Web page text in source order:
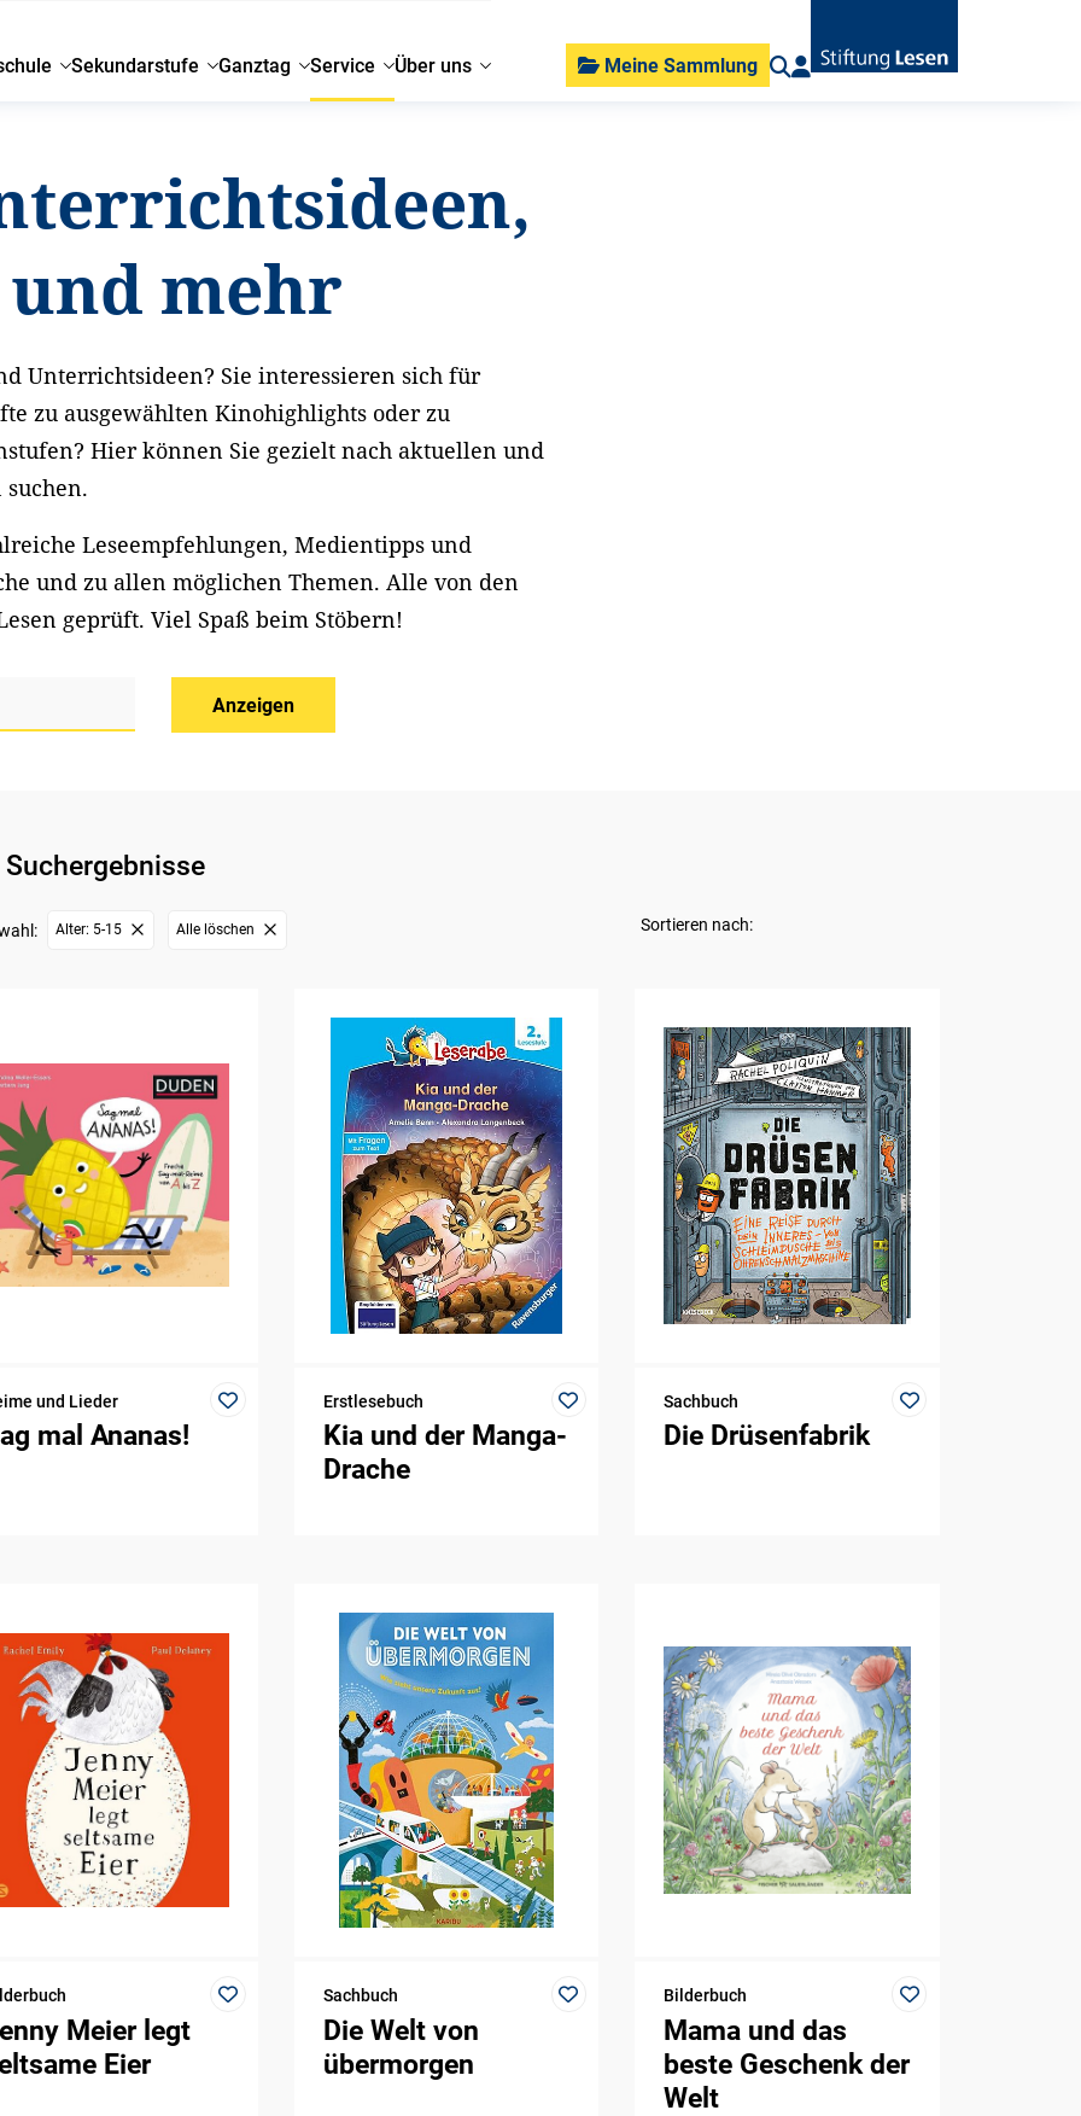
Sekundarstufe Ganztag Service Über uns Meine Sammlung
mehr
Unterrichtsideen? Sie interessieren sich für
zu ausgewählten Kinohighlights oder zu
Hier können Sie gezielt nach aktuellen und
Leseempfehlungen, Medientipps und
und zu allen möglichen Themen. Alle von den
geprüft. Viel Spaß beim Stöbern!
Anzeigen
Alter: 5-15 Alle löschen Sortieren nach:
und Lieder
mal Ananas!
Erstlesebuch
Kia und der Manga-
Drache
Sachbuch
Die Drüsenfabrik
Meier legt
Eier
Sachbuch
Die Welt von
übermorgen
Bilderbuch
Mama und das
beste Geschenk der
Welt